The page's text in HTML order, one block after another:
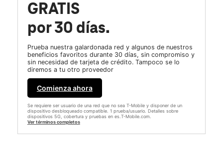
GRATIS
por 30 días.
Prueba nuestra galardonada red y algunos de nuestros
beneficios favoritos durante 30 días, sin compromiso y
sin necesidad de tarjeta de crédito. Tampoco se lo
diremos a tu otro proveedor
Comienza ahora
Se requiere ser usuario de una red que no sea T-Mobile y disponer de un
dispositivo desbloqueado compatible. 1 prueba/usuario. Detalles sobre
dispositivos 5G, cobertura y pruebas en es.T-Mobile.com.
Ver términos completos